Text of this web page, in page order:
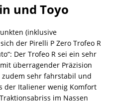
und Toyo
(inklusive
der Pirelli P Zero Trofeo R
Der Trofeo R sei ein sehr
überragender Präzision
sehr fahrstabil und
der Italiener wenig Komfort
im Nassen